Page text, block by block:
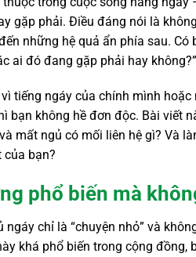
gặp phải. Điều đáng nói là
những hệ quả ẩn phía sau.
ai đó đang gặp phải hay không?”
tiếng ngáy của chính mình
bạn không hề đơn độc. Bài viết
mất ngủ có mối liên hệ gì? Và
của bạn?
phổ biến mà
ngáy chỉ là “chuyện nhỏ” và
khá phổ biến trong cộng